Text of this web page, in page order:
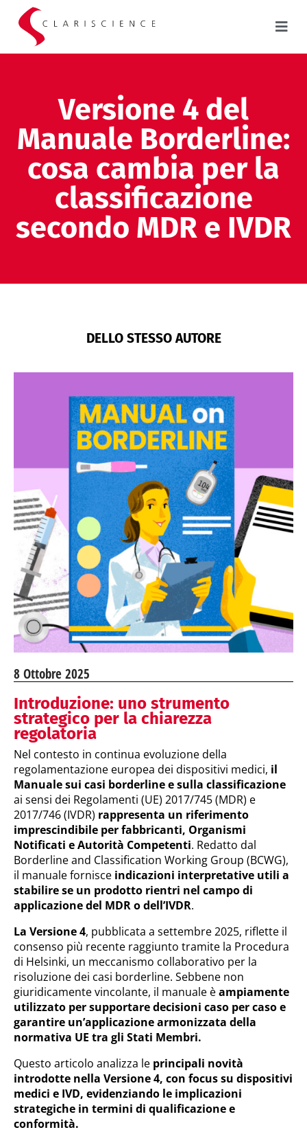
Versione 4 del
Manuale Borderline:
cosa cambia per la
classificazione
secondo MDR e IVDR
DELLO STESSO AUTORE
8 Ottobre 2025
Introduzione: uno strumento
strategico per la chiarezza
regolatoria
Nel contesto in continua evoluzione della
regolamentazione europea dei dispositivi medici, il
Manuale sui casi borderline e sulla classificazione
ai sensi dei Regolamenti (UE) 2017/745 (MDR) e
2017/746 (IVDR) rappresenta un riferimento
imprescindibile per fabbricanti, Organismi
Notificati e Autorità Competenti. Redatto dal
Borderline and Classification Working Group (BCWG),
il manuale fornisce indicazioni interpretative utili a
stabilire se un prodotto rientri nel campo di
applicazione del MDR o dell’IVDR.
La Versione 4, pubblicata a settembre 2025, riflette il
consenso più recente raggiunto tramite la Procedura
di Helsinki, un meccanismo collaborativo per la
risoluzione dei casi borderline. Sebbene non
giuridicamente vincolante, il manuale èampiamente
utilizzato per supportare decisioni caso per caso e
garantire un’applicazione armonizzata della
normativa UE tra gli Stati Membri.
Questo articolo analizza le principali novità
introdotte nella Versione 4, con focus su dispositivi
medici e IVD, evidenziando le implicazioni
strategiche in termini di qualificazione e
conformità.